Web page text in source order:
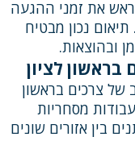
את זמני ההגעה
נכון מבטיח
ובהוצאות.
בראשון לציון
של צרכים בראשון
מסחריות
בין אזורים שונים